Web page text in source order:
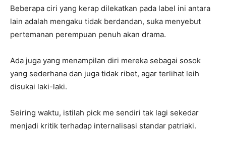
Beberapa ciri yang kerap dilekatkan pada label ini antara
lain adalah mengaku tidak berdandan, suka menyebut
pertemanan perempuan penuh akan drama.
Ada juga yang menampilan diri mereka sebagai sosok
yang sederhana dan juga tidak ribet, agar terlihat leih
disukai laki-laki.
Seiring waktu, istilah pick me sendiri tak lagi sekedar
menjadi kritik terhadap internalisasi standar patriaki.